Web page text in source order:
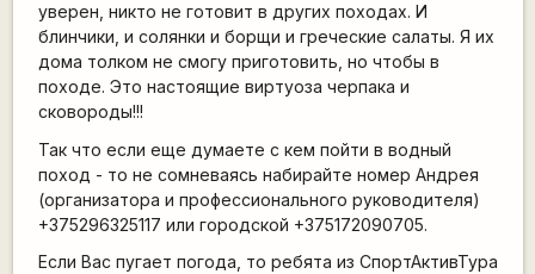
уверен, никто не готовит в других походах. И
блинчики, и солянки и борщи и греческие салаты. Я их
дома толком не смогу приготовить, но чтобы в
походе. Это настоящие виртуоза черпака и
сковороды!!!
Так что если еще думаете с кем пойти в водный
поход - то не сомневаясь набирайте номер Андрея
(организатора и профессионального руководителя)
+375296325117 или городской +375172090705.
Если Вас пугает погода, то ребята из СпортАктивТура